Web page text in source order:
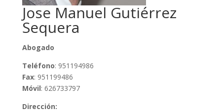
Jose Manuel Gutiérrez
Sequera
Abogado
Teléfono: 951194986
Fax: 951199486
Móvil: 626733797
Dirección: